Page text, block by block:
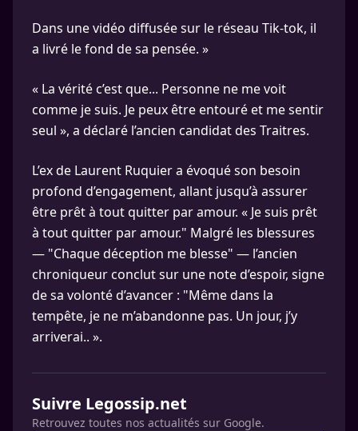
Dans une vidéo diffusée sur le réseau Tik-tok, il
a livré le fond de sa pensée. »
« La vérité c’est que... Personne ne me voit
comme je suis. Je peux être entouré et me sentir
seul », a déclaré l’ancien candidat des Traitres.
L’ex de Laurent Ruquier a évoqué son besoin
profond d’engagement, allant jusqu’à assurer
être prêt à tout quitter par amour. « Je suis prêt
à tout quitter par amour." Malgré les blessures
— "Chaque déception me blesse" — l’ancien
chroniqueur conclut sur une note d’espoir, signe
de sa volonté d’avancer : "Même dans la
tempête, je ne m’abandonne pas. Un jour, j’y
arriverai.. ».
Suivre Legossip.net
Retrouvez toutes nos actualités sur Google.